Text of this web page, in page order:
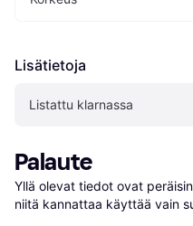
Lisätietoja
Listattu klarnassa
Palaute
Yllä olevat tiedot ovat
niitä kannattaa käyttää vain